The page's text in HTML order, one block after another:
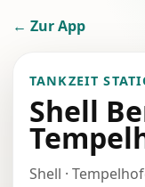
← Zur App
TANKZEIT
Shell
Shell ·